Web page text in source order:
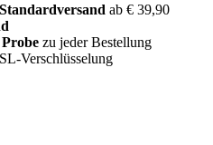
ab € 39,90
Probe zu jeder Bestellung
Verschlüsselung